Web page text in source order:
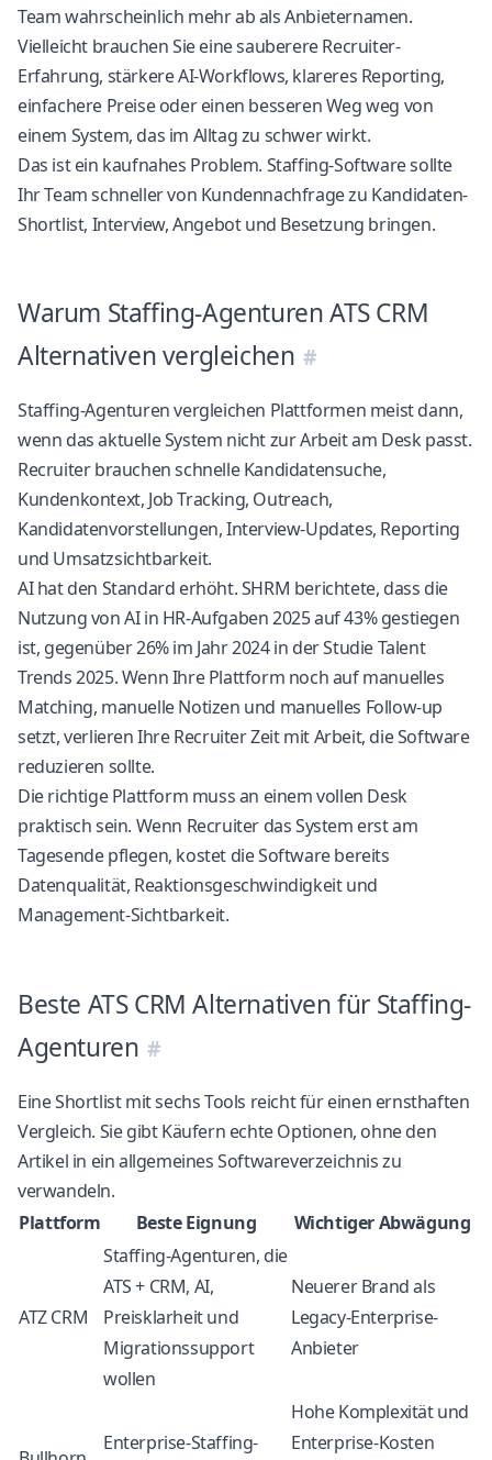
Team wahrscheinlich mehr ab als Anbieternamen.
Vielleicht brauchen Sie eine sauberere Recruiter-
Erfahrung, stärkere AI-Workflows, klareres Reporting,
einfachere Preise oder einen besseren Weg weg von
einem System, das im Alltag zu schwer wirkt.
Das ist ein kaufnahes Problem. Staffing-Software sollte
Ihr Team schneller von Kundennachfrage zu Kandidaten-
Shortlist, Interview, Angebot und Besetzung bringen.
Warum Staffing-Agenturen ATS CRM
Alternativen vergleichen
Staffing-Agenturen vergleichen Plattformen meist dann,
wenn das aktuelle System nicht zur Arbeit am Desk passt.
Recruiter brauchen schnelle Kandidatensuche,
Kundenkontext, Job Tracking, Outreach,
Kandidatenvorstellungen, Interview-Updates, Reporting
und Umsatzsichtbarkeit.
AI hat den Standard erhöht. SHRM berichtete, dass die
Nutzung von AI in HR-Aufgaben 2025 auf 43% gestiegen
ist, gegenüber 26% im Jahr 2024in der Studie Talent
Trends 2025. Wenn Ihre Plattform noch auf manuelles
Matching, manuelle Notizen und manuelles Follow-up
setzt, verlieren Ihre Recruiter Zeit mit Arbeit, die Software
reduzieren sollte.
Die richtige Plattform muss an einem vollen Desk
praktisch sein. Wenn Recruiter das System erst am
Tagesende pflegen, kostet die Software bereits
Datenqualität, Reaktionsgeschwindigkeit und
Management-Sichtbarkeit.
Beste ATS CRM Alternativen für Staffing-
Agenturen
Eine Shortlist mit sechs Tools reicht für einen ernsthaften
Vergleich. Sie gibt Käufern echte Optionen, ohne den
Artikel in ein allgemeines Softwareverzeichnis zu
verwandeln.
Plattform
Beste Eignung Wichtiger Abwägung
ATZ CRM
Staffing-Agenturen, die
ATS + CRM, AI,
Preisklarheit und
Migrationssupport
wollen
Neuerer Brand als
Legacy-Enterprise-
Anbieter
Enterprise-Staffing-
Hohe Komplexität und
Enterprise-Kosten